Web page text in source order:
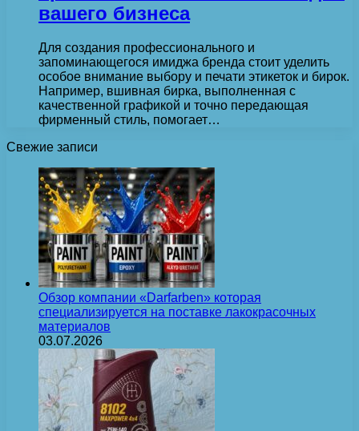
вашего бизнеса
Для создания профессионального и
запоминающегося имиджа бренда стоит уделить
особое внимание выбору и печати этикеток и бирок.
Например, вшивная бирка, выполненная с
качественной графикой и точно передающая
фирменный стиль, помогает…
Свежие записи
Обзор компании «Darfarben» которая
специализируется на поставке лакокрасочных
материалов
03.07.2026